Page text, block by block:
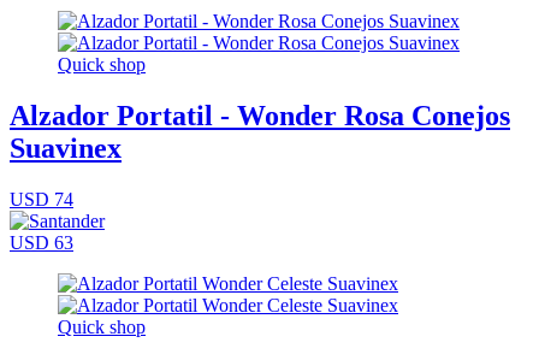
Quick shop
Alzador Portatil - Wonder Rosa Conejos
Suavinex
USD 74
USD 63
Quick shop